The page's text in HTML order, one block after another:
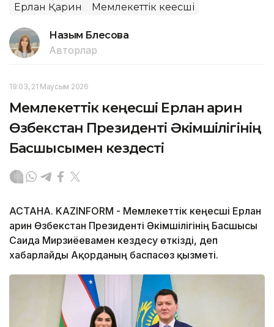
Ерлан Қарин Мемлекеттік кеңесші
Назым Бөлесова
Авторлар
19:03, 21 Маусым 2026
Мемлекеттік кеңесші Ерлан Қарин
Өзбекстан Президенті Әкімшілігінің
Басшысымен кездесті
АСТАНА. KAZINFORM - Мемлекеттік кеңесші Ерлан
Қарин Өзбекстан Президенті Әкімшілігінің Басшысы
Саида Мирзиёевамен кездесу өткізді, деп
хабарлайды Ақорданың баспасөз қызметі.